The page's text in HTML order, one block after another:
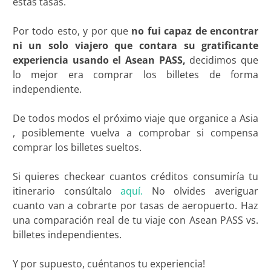
Por todo esto, y por que no fui capaz de encontrar
ni un solo viajero que contara su gratificante
experiencia usando el Asean PASS, decidimos que
lo mejor era comprar los billetes de forma
independiente.
De todos modos el próximo viaje que organice a Asia
, posiblemente vuelva a comprobar si compensa
comprar los billetes sueltos.
Si quieres checkear cuantos créditos consumiría tu
itinerario consúltaloaquí. No olvides averiguar
cuanto van a cobrarte por tasas de aeropuerto. Haz
una comparación real de tu viaje con Asean PASS vs.
billetes independientes.
Y por supuesto, cuéntanos tu experiencia!